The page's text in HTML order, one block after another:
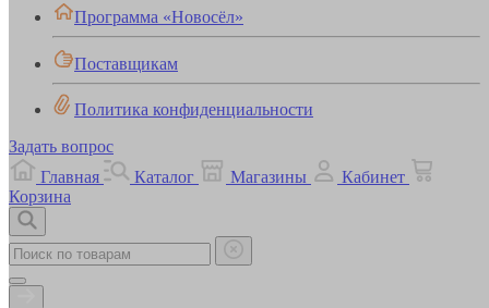
Программа «Новосёл»
Поставщикам
Политика конфиденциальности
Задать вопрос
Главная
Каталог Магазины
Кабинет
Корзина